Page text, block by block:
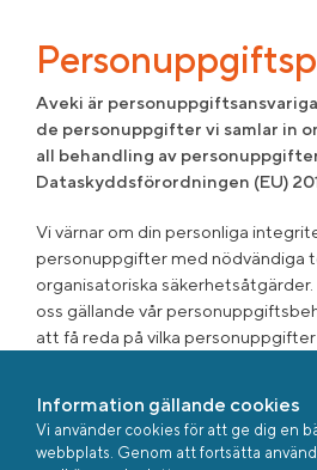
Information gällande cookies
Vi använder cookies för att ge dig en
webbplats. Genom att fortsätta
Aveki är
de personuppgifter vi samlar in
all behandling av
Dataskyddsförordningen (EU)
Vi värnar om din personliga
personuppgifter med nödvändiga
organisatoriska
oss gällande vår
att få reda på vilka personuppgifter
Personuppgiftspolicy (PDF)